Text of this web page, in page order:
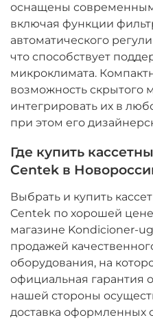
оснащены
включая функции
автоматического
что способствует
микроклимата.
возможность скрытого
интегрировать их в
при этом его
Где купить
Centek в
Выбрать и купить
Centek по хорошей
магазине Kondicioner-
продажей
оборудования, на
официальная гарантия
нашей стороны
доставка оформленных